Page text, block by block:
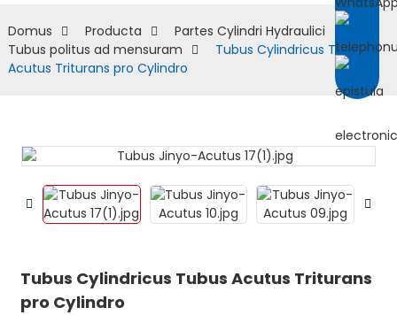
Domus Producta
Partes Cylindri Hydraulici
Tubus politus ad mensuram
Tubus Cylindricus Tubus
Acutus Triturans pro Cylindro
Tubus Cylindricus Tubus Acutus Triturans
pro Cylindro